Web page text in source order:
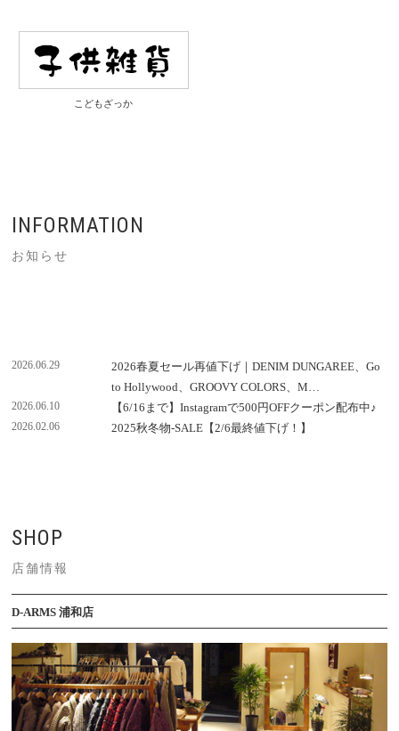
こどもざっか
INFORMATION
お知らせ
2026.06.29
2026春夏セール再値下げ｜DENIM DUNGAREE、Go
to Hollywood、GROOVY COLORS、M…
2026.06.10 【6/16まで】Instagramで500円OFFクーポン配布中♪
2026.02.06 2025秋冬物-SALE【2/6最終値下げ！】
SHOP
店舗情報
D-ARMS 浦和店